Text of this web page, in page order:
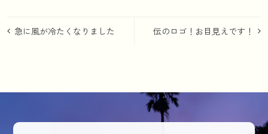
投
ー
伝のロゴ！お目見えです！
急に風が冷たくなりました